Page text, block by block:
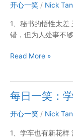
开心一笑 / Nick Tan
1、秘书的悟性太差
错，但为人处事不
每
秘
书
悟
Read More »
每日一笑：
开心一笑 / Nick Tan
1、学车也有新花